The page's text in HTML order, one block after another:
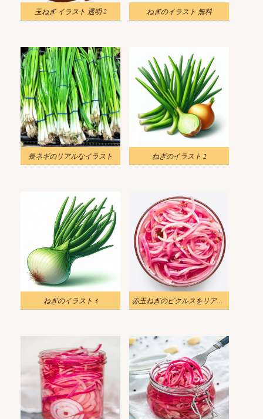
玉ねぎ イラスト 透明 2 ねぎのイラスト 無料
長ネギのリアルなイラスト ねぎのイラスト 2
ねぎのイラスト 3 赤玉ねぎのピクルスをリアルに描いたイラスト